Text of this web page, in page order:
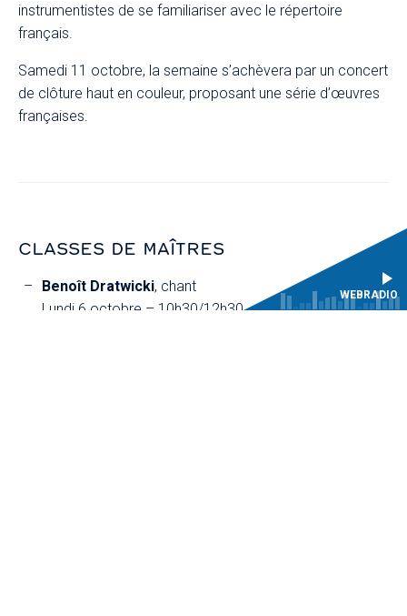
instrumentistes de se familiariser avec le répertoire
français.
Samedi 11 octobre, la semaine s’achèvera par un concert
de clôture haut en couleur, proposant une série d’œuvres
françaises.
CLASSES DE MAÎTRES
Benoît Dratwicki, chant
Lundi 6 octobre – 10h30/12h30
WEBRADIO